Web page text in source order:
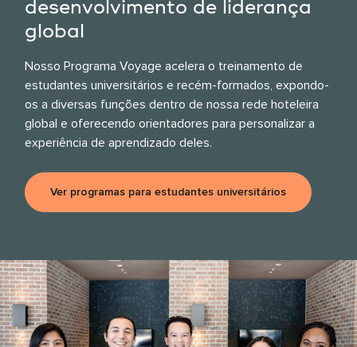
desenvolvimento de liderança
global
Nosso Programa Voyage acelera o treinamento de
estudantes universitários e recém-formados, expondo-
os a diversas funções dentro de nossa rede hoteleira
global e oferecendo orientadores para personalizar a
experiência de aprendizado deles.
Ver programas para estudantes universitários